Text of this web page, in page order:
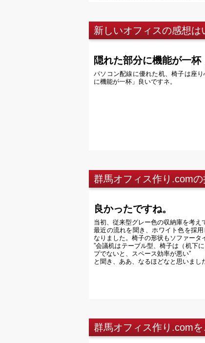
新しいオフィスの感想は
隠れた部分に機能が一杯
パソコン配線に優れた机、椅子は座
に機能が一杯」良いですネ。
群馬オフィス作り.com
良かったですね。
当初、従来型グレー色の収納庫を考え
最近の流れを聞き、ホワイト色を採
なりました。椅子の形状もソファータ
”会議机はテーブル型、椅子は（机下
プでないと、スペース効率が悪い”
と聞き、ああ、なるほどなと思いまし
群馬オフィス作り.com